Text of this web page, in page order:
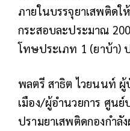
ภายในบรรจุยาเสพติด
กระสอบละประมาณ
โทษประเภท 1 (ยาบ้า)
พลตรี สาธิต ไวยนนท์ ผู้
เมือง/ผู้อำนวยการ ศูน
ปรามยาเสพติดกองกำลั